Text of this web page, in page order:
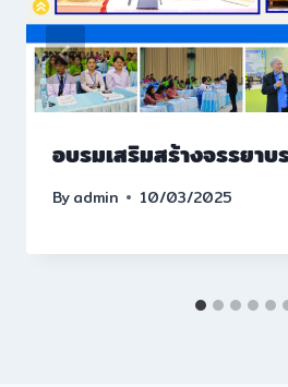
อบรมเสริมสร้างจรรยา
Byadmin 10/03/2025